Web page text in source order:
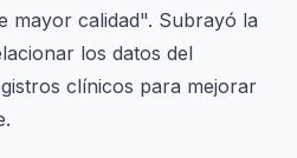
mayor calidad". Subrayó la
los datos del
clínicos para mejorar